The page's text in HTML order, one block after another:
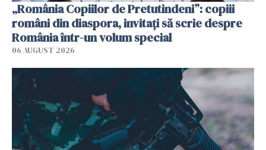
„România Copiilor de Pretutindeni”: copiii
români din diaspora, invitați să scrie despre
România într-un volum special
06 AUGUST 2026